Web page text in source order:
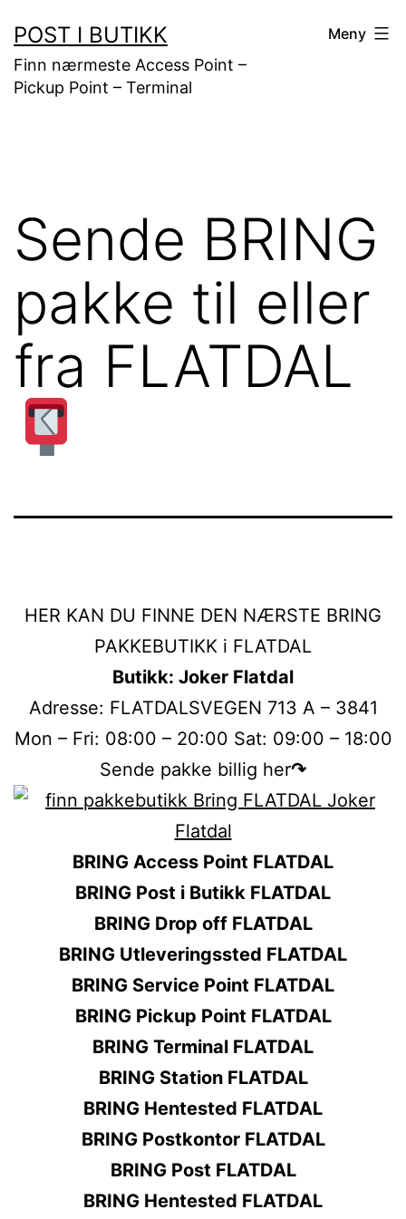
til
innhold
POST I BUTIKK
Finn nærmeste Access Point –
Pickup Point – Terminal
Meny
Sende BRING
pakke til eller
fra FLATDAL
HER KAN DU FINNE DEN NÆRSTE BRING
PAKKEBUTIKK i FLATDAL
Butikk: Joker Flatdal
Adresse: FLATDALSVEGEN 713 A – 3841
Mon – Fri: 08:00 – 20:00 Sat: 09:00 – 18:00
Sende pakke billig her↷
BRING Access Point FLATDAL
BRING Post i Butikk FLATDAL
BRING Drop off FLATDAL
BRING Utleveringssted FLATDAL
BRING Service Point FLATDAL
BRING Pickup Point FLATDAL
BRING Terminal FLATDAL
BRING Station FLATDAL
BRING Hentested FLATDAL
BRING Postkontor FLATDAL
BRING Post FLATDAL
BRING Hentested FLATDAL